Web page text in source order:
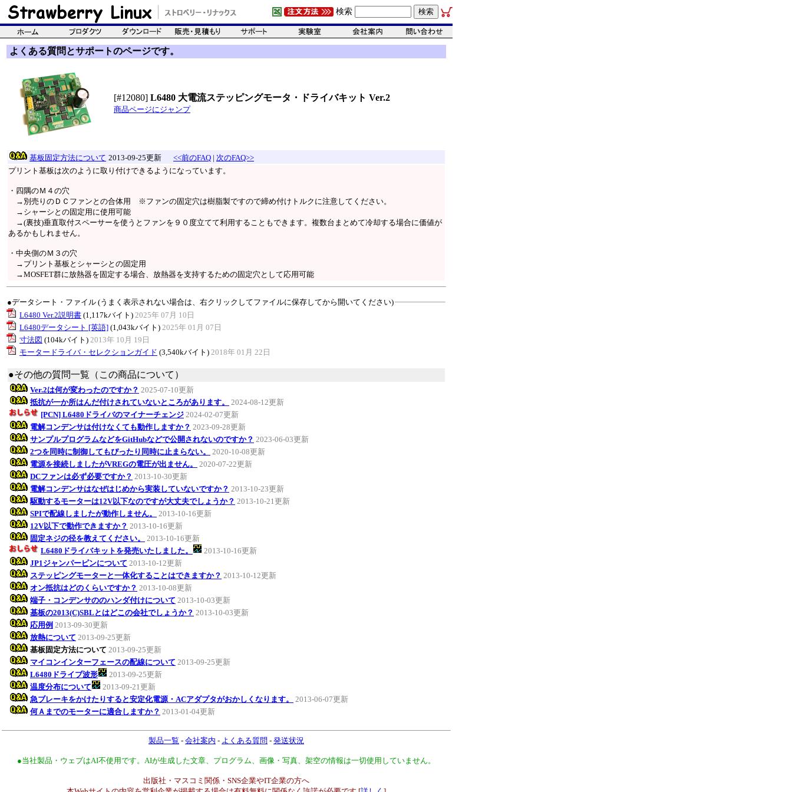
検索
よくある質問とサポートのページです。
[#12080] L6480 大電流ステッピングモータ・ドライバキット Ver.2
商品ページにジャンプ
基板固定方法について 2013-09-25更新 <<前のFAQ | 次のFAQ>>
プリント基板は次のように取り付けできるようになっています。
・四隅のＭ４の穴
→別売りのＤＣファンとの合体用 ※ファンの固定穴は樹脂製ですので締め付けトルクに注意してください。
→シャーシとの固定用に使用可能
→(裏技)垂直取付スペーサーを使うとファンを９０度立てて利用することもできます。複数台まとめて冷却する場合に価値が
あるかもしれません。
・中央側のＭ３の穴
→プリント基板とシャーシとの固定用
→MOSFET群に放熱器を固定する場合、放熱器を支持するための固定穴として応用可能
●データシート・ファイル (うまく表示されない場合は、右クリックしてファイルに保存してから開いてください)
L6480 Ver.2説明書 (1,117kバイト) 2025年 07月 10日
L6480データシート [英語] (1,043kバイト) 2025年 01月 07日
寸法図 (104kバイト) 2013年 10月 19日
モータードライバ・セレクションガイド (3,540kバイト) 2018年 01月 22日
●その他の質問一覧（この商品について）
Ver.2は何が変わったのですか？ 2025-07-10更新
抵抗が一か所はんだ付けされていないところがあります。
2024-08-12更新
[PCN] L6480ドライバのマイナーチェンジ 2024-02-07更新
電解コンデンサは付けなくても動作しますか？ 2023-09-28更新
サンプルプログラムなどをGitHubなどで公開されないのですか？ 2023-06-03更新
2つを同時に制御してもぴったり同時に止まらない。
2020-10-08更新
電源を接続しましたがVREGの電圧が出ません。
2020-07-22更新
DCファンは必ず必要ですか？ 2013-10-30更新
電解コンデンサはなぜはじめから実装していないですか？ 2013-10-23更新
駆動するモーターは12V以下なのですが大丈夫でしょうか？ 2013-10-21更新
SPIで配線しましたが動作しません。
2013-10-16更新
12V以下で動作できますか？ 2013-10-16更新
固定ネジの径を教えてください。
2013-10-16更新
L6480ドライバキットを発売いたしました。
2013-10-16更新
JP1ジャンパーピンについて 2013-10-12更新
ステッピングモーターと一体化することはできますか？ 2013-10-12更新
オン抵抗はどのくらいですか？ 2013-10-08更新
端子・コンデンサののハンダ付けについて 2013-10-03更新
基板の2013(C)SBLとはどこの会社でしょうか？ 2013-10-03更新
応用例 2013-09-30更新
放熱について 2013-09-25更新
基板固定方法について 2013-09-25更新
マイコンインターフェースの配線について 2013-09-25更新
L6480ドライブ波形
2013-09-25更新
温度分布について
2013-09-21更新
急ブレーキをかけたりすると安定化電源・ACアダプタがおかしくなります。
2013-06-07更新
何Ａまでのモーターに適合しますか？ 2013-01-04更新
製品一覧 - 会社案内 - よくある質問 - 発送状況
●当社製品・ウェブはAI不使用です。AIが生成した文章、プログラム、画像・写真、架空の情報は一切使用していません。
出版社・マスコミ関係・SNS企業やIT企業の方へ